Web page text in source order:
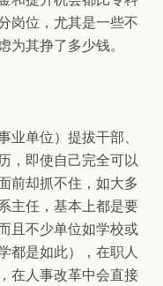
岗位，尤其是一些不
其挣了多少钱。
单位）提拔干部、
，即使自己完全可以
前却抓不住，如大多
主任，基本上都是要
且不少单位如学校或
都是如此），在职人
在人事改革中会直接